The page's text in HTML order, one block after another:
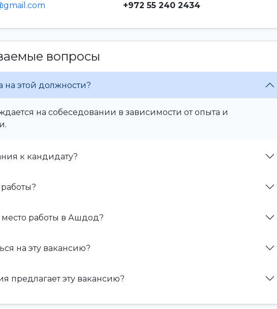
+972 55 240 2434
вопросы
на этой должности?
на собеседовании в зависимости от опыта и
к кандидату?
место работы в Ашдод?
на эту вакансию?
предлагает эту вакансию?